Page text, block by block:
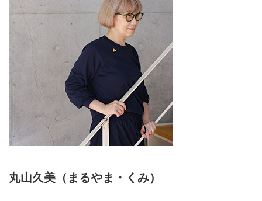
丸山久美（まるやま・くみ）